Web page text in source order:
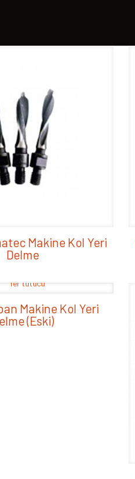
Makine Kol Yeri
Delme
Makine Kol Yeri
(Eski)